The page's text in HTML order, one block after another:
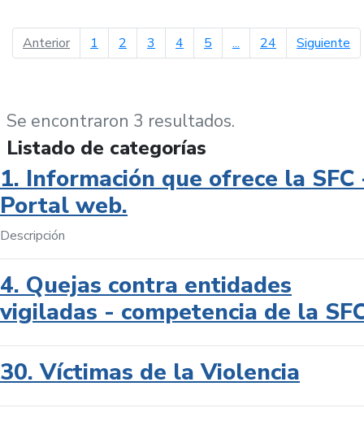
Anteriorpágina anterior
1 2 3 4 5 ... 24 Siguiente
Se encontraron 3 resultados.
Listado de categorías
1. Información que ofrece la SFC
Portal web.
Descripción
4. Quejas contra entidades
vigiladas - competencia de la
30. Víctimas de la Violencia